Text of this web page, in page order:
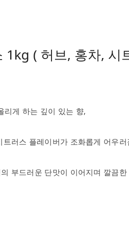
1kg ( 허브, 홍차, 시
리게 하는 깊이 있는 향,
러스 플레이버가 조화롭게 어우러
부드러운 단맛이 이어지며 깔끔